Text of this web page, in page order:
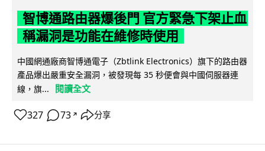
智博通路由器爆後門 官方緊急下架止血
稱漏洞是功能在維修時使用
中國網通廠商智博通電子（Zbtlink Electronics）旗下的路由器
產品爆出嚴重安全漏洞，被發現每 35 秒便會與中國伺服器連
線，旗...
閱讀全文
327 73 ↗ 分享